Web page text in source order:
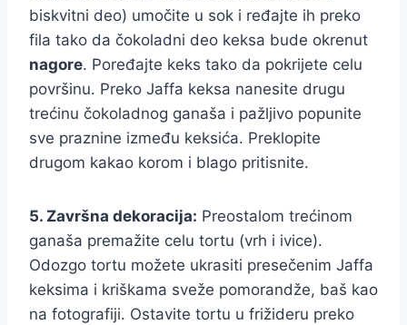
biskvitni deo) umočite u sok i ređajte ih preko
fila tako da čokoladni deo keksa bude okrenut
nagore. Poređajte keks tako da pokrijete celu
površinu. Preko Jaffa keksa nanesite drugu
trećinu čokoladnog ganaša i pažljivo popunite
sve praznine između keksića. Preklopite
drugom kakao korom i blago pritisnite.
5. Završna dekoracija: Preostalom trećinom
ganaša premažite celu tortu (vrh i ivice).
Odozgo tortu možete ukrasiti presečenim Jaffa
keksima i kriškama sveže pomorandže, baš kao
na fotografiji. Ostavite tortu u frižideru preko